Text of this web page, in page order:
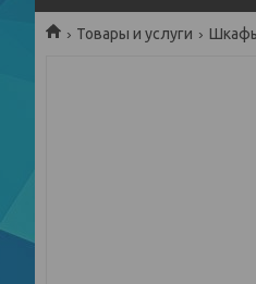
Товары и услуги